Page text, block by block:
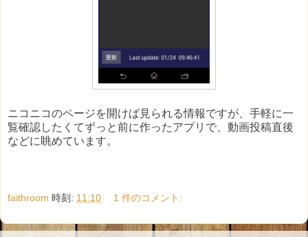
ニコニコのページを開けば見られる情報ですが、手軽に一
覧確認したくてずっと前に作ったアプリで、動画投稿直後
などに眺めています。
faithroom 時刻: 11:10 1 件のコメント: